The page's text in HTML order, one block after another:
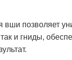
вши позволяет
и гниды,